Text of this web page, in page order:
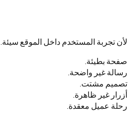
لأن تجربة المستخدم داخل الموقع سيئة.
صفحة بطيئة.
رسالة غير واضحة.
تصميم مشتت.
أزرار غير ظاهرة.
رحلة عميل معقدة.